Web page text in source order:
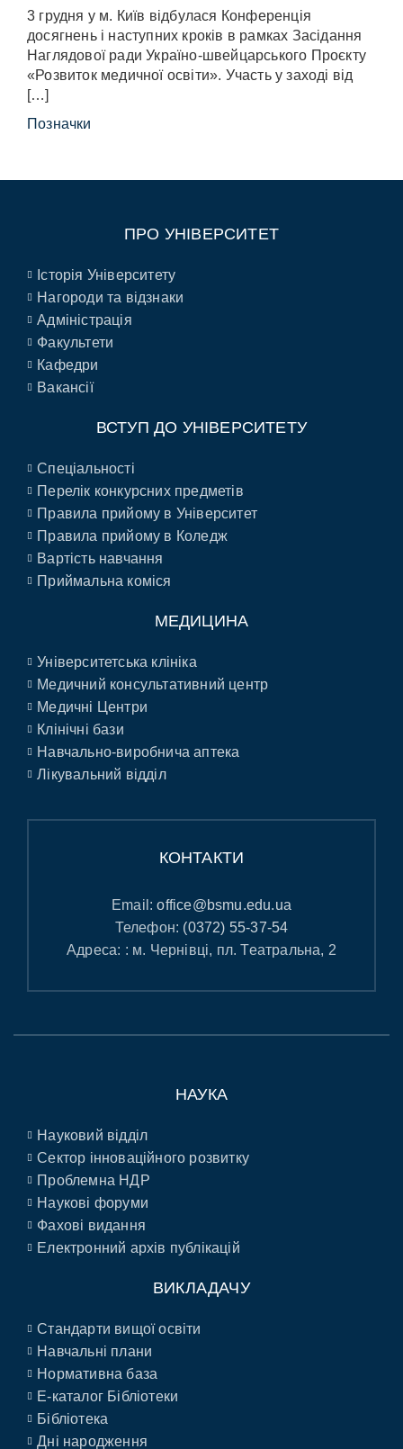
3 грудня у м. Київ відбулася Конференція
досягнень і наступних кроків в рамках Засідання
Наглядової ради Україно-швейцарського Проєкту
«Розвиток медичної освіти». Участь у заході від
[…]
Позначки
ПРО УНІВЕРСИТЕТ
Історія Університету
Нагороди та відзнаки
Адміністрація
Факультети
Кафедри
Вакансії
ВСТУП ДО УНІВЕРСИТЕТУ
Спеціальності
Перелік конкурсних предметів
Правила прийому в Університет
Правила прийому в Коледж
Вартість навчання
Приймальна коміся
МЕДИЦИНА
Університетська клініка
Медичний консультативний центр
Медичні Центри
Клінічні бази
Навчально-виробнича аптека
Лікувальний відділ
КОНТАКТИ
Email:office@bsmu.edu.ua
Телефон: (0372) 55-37-54
Адреса: : м. Чернівці, пл. Театральна, 2
НАУКА
Науковий відділ
Сектор інноваційного розвитку
Проблемна НДР
Наукові форуми
Фахові видання
Електронний архів публікацій
ВИКЛАДАЧУ
Стандарти вищої освіти
Навчальні плани
Нормативна база
E-каталог Бібліотеки
Бібліотека
Дні народження